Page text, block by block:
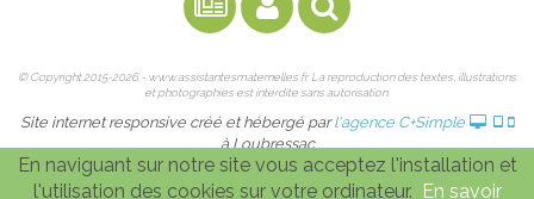
© Copyright 2015-2026 - www.assistantesmaternelles.fr. La reproduction des textes, illustrations
et photographies est interdite sans autorisation.
Site internet responsive créé et hébergé parl'agence C+Simple
à Loubressac
En naviguant sur notre site vous acceptez l'installation et
l'utilisation des cookies sur votre ordinateur. En savoir